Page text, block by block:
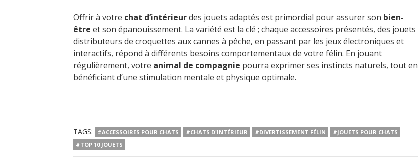
Offrir à votre chat d’intérieurdes jouets adaptés est primordial pour assurer son bien-
être et son épanouissement. La variété est la clé ; chaque accessoires présentés, des jouets
distributeurs de croquettes aux cannes à pêche, en passant par les jeux électroniques et
interactifs, répond à différents besoins comportementaux de votre félin. En jouant
régulièrement, votre animal de compagnie pourra exprimer ses instincts naturels, tout en
bénéficiant d’une stimulation mentale et physique optimale.
TAGS: #ACCESSOIRES POUR CHATS #CHATS D'INTÉRIEUR #DIVERTISSEMENT FÉLIN
#JOUETS POUR CHATS
#TOP 10 JOUETS